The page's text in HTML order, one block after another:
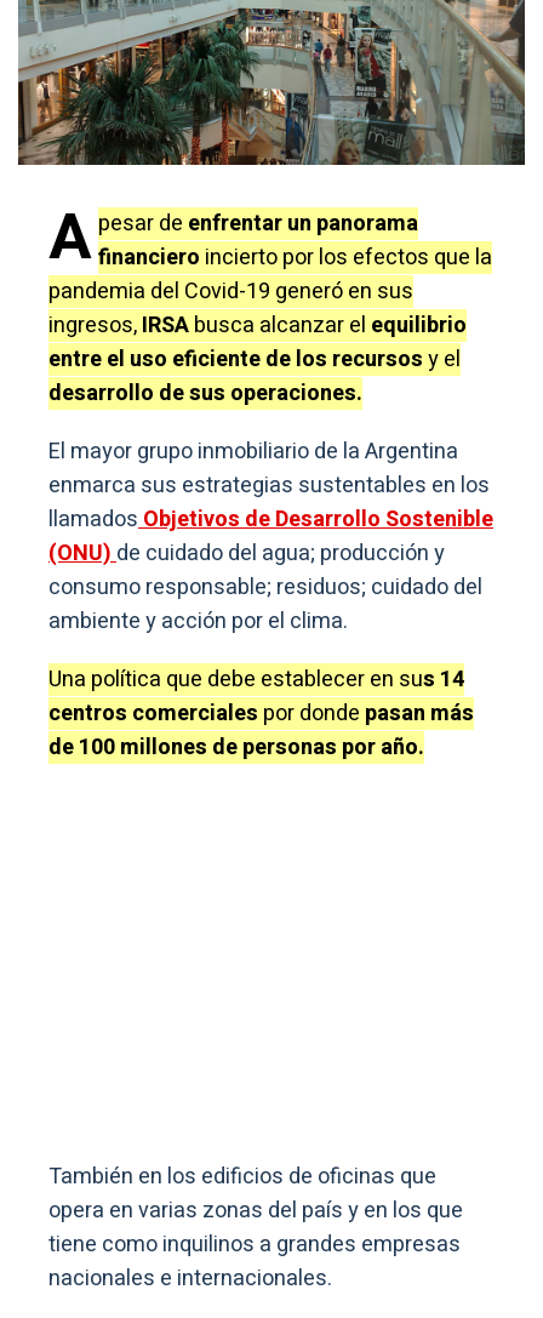
A pesar de enfrentar un panorama
financiero incierto por los efectos que la
pandemia del Covid-19 generó en sus
ingresos,IRSAbusca alcanzar el equilibrio
entre el uso eficiente de los recursosy el
desarrollo de sus operaciones.
El mayor grupo inmobiliario de la Argentina
enmarca sus estrategias sustentables en los
llamadosObjetivos de Desarrollo Sostenible
(ONU)de cuidado del agua; producción y
consumo responsable; residuos; cuidado del
ambiente y acción por el clima.
Una política que debe establecer en sus 14
centros comerciales por donde pasan más
de 100 millones de personas por año.
También en los edificios de oficinas que
opera en varias zonas del país y en los que
tiene como inquilinos a grandes empresas
nacionales e internacionales.